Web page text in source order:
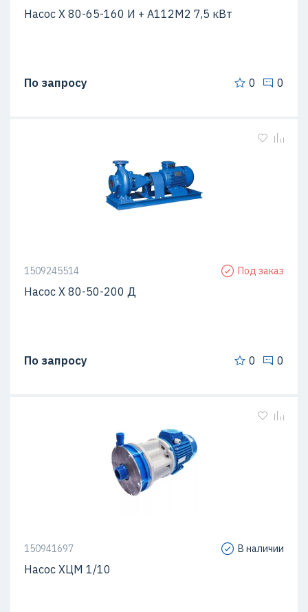
Насос Х 80-65-160 И + A112M2 7,5 кВт
По запросу 0 0
1509245514 Под заказ
Насос Х 80-50-200 Д
По запросу 0 0
150941697 В наличии
Насос ХЦМ 1/10